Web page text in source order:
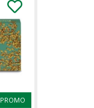
PROMO